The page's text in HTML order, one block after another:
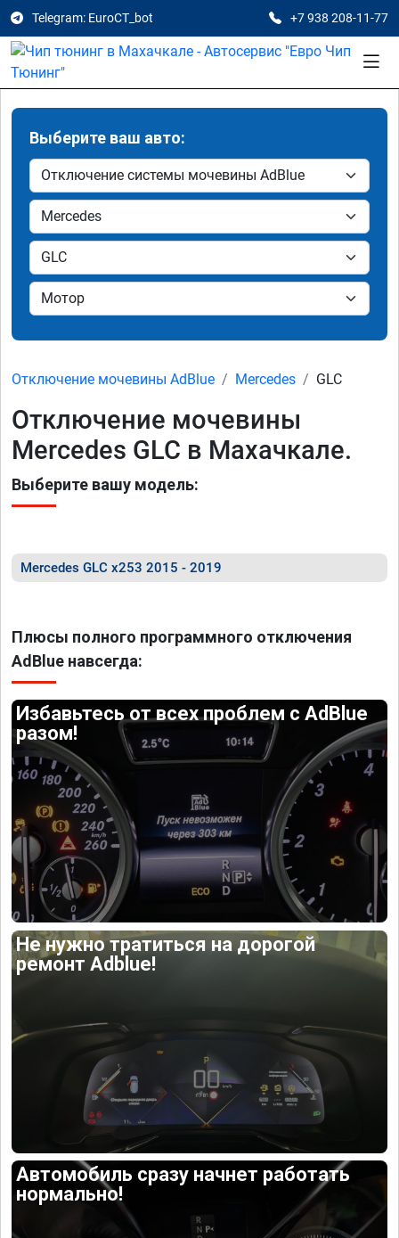
Telegram: EuroCT_bot +7 938 208-11-77
Выберите ваш авто:
Отключение мочевины AdBlue Mercedes GLC
Отключение мочевины
Mercedes GLC в Махачкале.
Выберите вашу модель:
Mercedes GLC x253 2015 - 2019
Плюсы полного программного отключения
AdBlue навсегда:
Избавьтесь от всех проблем с AdBlue
разом!
Не нужно тратиться на дорогой
ремонт Adblue!
Автомобиль сразу начнет работать
нормально!